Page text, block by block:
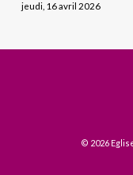
jeudi, 16 avril 2026
© 2026